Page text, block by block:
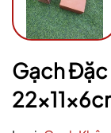
Gạch Đặc